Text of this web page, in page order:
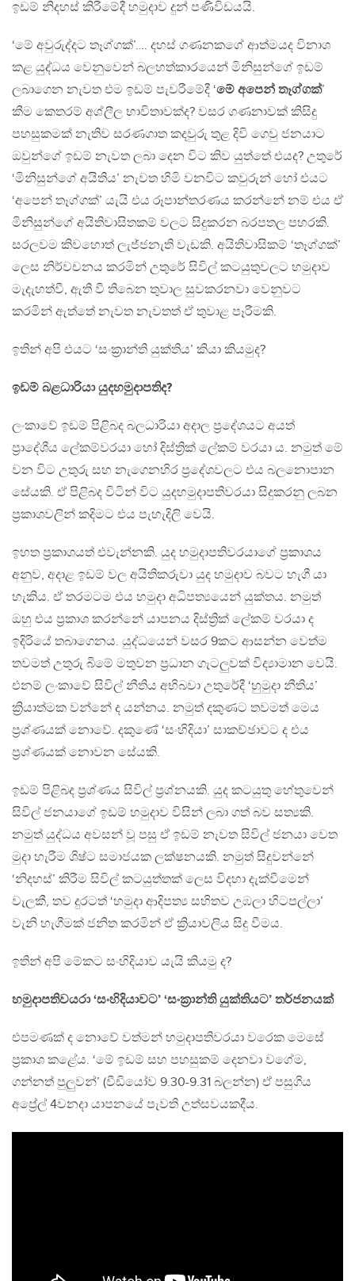
ඉඩම් නිදහස් කිරීමේදී හමුදාව දුන් පණිවිඩයයි.
‘මේ අවුරුද්දට තෑග්ගක්’…. දහස් ගණනකගේ ආත්මයද විනාශ
කළ යුද්ධය වෙනුවෙන් බලහත්කාරයෙන් මිනිසුන්ගේ ඉඩම්
ලබාගෙන නැවත එම ඉඩම් පැවරීමේදී ‘මේ අපෙන් තෑග්ගක්’
කීම කෙතරම් අශ්ලීල භාවිතාවක්ද? වසර ගණනාවක් කිසිදු
පහසුකමක් නැතිව සරණගාත කදවුරු තුළ දිවි ගෙවු ජනයාට
ඔවුන්ගේ ඉඩම් නැවත ලබා දෙන විට කිව යුත්තේ එයද? උතුරේ
‘මිනිසුන්ගේ අයිතිය’ නැවත හිමි වනවිට කවුරුන් හෝ එයට
‘අපෙන් තෑග්ගක්’ යැයි එය රූපාන්තරණය කරන්නේ නම් එය ඒ
මිනිසුන්ගේ අයිතිවාසිතකම් වලට සිදුකරන බරපතල පහරකි.
සරලවම කිවහොත් ලැජ්ජනැති වැඩකි. අයිතිවාසිකම් ‘තෑග්ගක්’
ලෙස නිර්වචනය කරමින් උතුරේ සිවිල් කටයුතුවලට හමුදාව
මැදැහත්වී, ඇති වී තිබෙන තුවාල සුවකරනවා වෙනුවට
කරමින් ඇත්තේ නැවත නැවතත් ඒ තුවාළ පෑරීමකි.
ඉතින් අපි එයට ‘සංක්‍රාන්ති යුක්තිය’ කියා කියමුද?
ඉඩම් බළධාරියා යුදහමුදාපතිද?
ලංකාවේ ඉඩම් පිළිබද බලධාරියා අදාල ප්‍රදේශයට අයත්
ප්‍රාදේශීය ලේකම්වරයා හෝ දිස්ත්‍රික් ලේකම් වරයා ය. නමුත් මේ
වන විට උතුරු සහ නැගෙනහිර ප්‍රදේශවලට එය බලනොපාන
සේයකි. ඒ පිළිබද විටින් විට යුදහමුදාපතිවරයා සිදුකරනු ලබන
ප්‍රකාශවලින් කදිමට එය පැහැදිලි වෙයි.
ඉහත ප්‍රකාශයත් එවැන්නකි. යුද හමුදාපතිවරයාගේ ප්‍රකාශය
අනුව, අදාළ ඉඩම් වල අයිතිකරුවා යුද හමුදාව බවට හැගී යා
හැකිය. ඒ තරමටම එය හමුදා අධිපත්‍යයෙන් යුක්තය. නමුත්
ඔහු එය ප්‍රකාශ කරන්නේ යාපනය දිස්ත්‍රික් ලේකම් වරයා ද
ඉදිරියේ තබාගෙනය. යුද්ධයෙන් වසර 9කට ආසන්න වෙත්ම
තවමත් උතුරු බිමේ මතුවන ප්‍රධාන ගැටලුවක් විද්‍යාමාන වෙයි.
එනම් ලංකාවේ සිවිල් නීතිය අභිබවා උතුරේදී ‘හුමුදා නීතිය’
ක්‍රියාත්මක වන්නේ ද යන්නය. නමුත් දකුණට තවමත් මෙය
ප්‍රශ්ණයක් නොවේ. දකුණේ ‘සංහිදියා’ සාකච්ඡාවට ද එය
ප්‍රශ්ණයක් නොවන සේයකි.
ඉඩම් පිළිබද ප්‍රශ්ණය සිවිල් ප්‍රශ්නයකි. යුද කටයුතු හේතුවෙන්
සිවිල් ජනයාගේ ඉඩම් හමුදාව විසින් ලබා ගත් බව සත්‍යකි.
නමුත් යුද්ධය අවසන් වූ පසු ඒ ඉඩම් නැවත සිවිල් ජනයා වෙත
මුදා හැරීම ශිෂ්ට සමාජයක ලක්ෂනයකි. නමුත් සිදුවන්නේ
‘නිදහස්’ කිරීම සිවිල් කටයුත්තක් ලෙස විදහා දැක්වීමෙන්
වැලකී, තව දුරටත් ‘හමුදා ආදිපත්‍ය සහිතව උඹලා හිටපල්ලා’
වැනි හැගීමක් ජනිත කරමින් ඒ ක්‍රියාවලිය සිදු වීමය.
ඉතින් අපි මේකට සංහිදියාව යැයි කියමු ද?
හමුදාපතිවයරා ‘සංහිදියාවට’ ‘සංක්‍රාන්ති යුක්තියට’ තර්ජනයක්
එපමණක් ද නොවේ වත්මන් හමුදාපතිවරයා වරෙක මෙසේ
ප්‍රකාශ කළේය. ‘මේ ඉඩම් සහ පහසුකම් දෙනවා වගේම,
ගන්නත් පුලුවන්’ (වීඩියෝව 9.30-9.31 බලන්න) ඒ පසුගිය
අප්‍රේල් 4වනදා යාපනයේ පැවති උත්සවයකදීය.